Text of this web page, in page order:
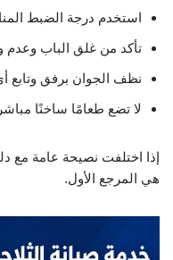
استخدم درجة الضبط
تأكد من غلق الباب وعدم
نظف الجوان برفق وتابع
لا تضع طعامًا ساخنًا
إذا اختلفت نصيحة عامة مع
هي المرجع الأول.